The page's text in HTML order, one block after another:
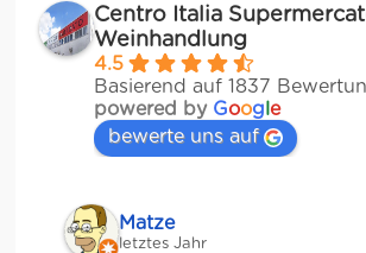
Centro Italia
Weinhandlung
4.5
Basierend auf 1837
powered by Google
bewerte uns auf
Matze
letztes Jahr